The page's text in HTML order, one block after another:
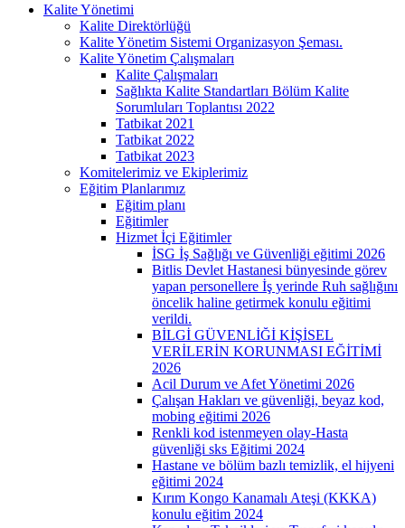
Kalite Yönetimi
Kalite Direktörlüğü
Kalite Yönetim Sistemi Organizasyon Şeması.
Kalite Yönetim Çalışmaları
Kalite Çalışmaları
Sağlıkta Kalite Standartları Bölüm Kalite
Sorumluları Toplantısı 2022
Tatbikat 2021
Tatbikat 2022
Tatbikat 2023
Komitelerimiz ve Ekiplerimiz
Eğitim Planlarımız
Eğitim planı
Eğitimler
Hizmet İçi Eğitimler
İSG İş Sağlığı ve Güvenliği eğitimi 2026
Bitlis Devlet Hastanesi bünyesinde görev
yapan personellere İş yerinde Ruh sağlığını
öncelik haline getirmek konulu eğitimi
verildi.
BİLGİ GÜVENLİĞİ KİŞİSEL
VERİLERİN KORUNMASI EĞİTİMİ
2026
Acil Durum ve Afet Yönetimi 2026
Çalışan Hakları ve güvenliği, beyaz kod,
mobing eğitimi 2026
Renkli kod istenmeyen olay-Hasta
güvenliği sks Eğitimi 2024
Hastane ve bölüm bazlı temizlik, el hijyeni
eğitimi 2024
Kırım Kongo Kanamalı Ateşi (KKKA)
konulu eğitim 2024